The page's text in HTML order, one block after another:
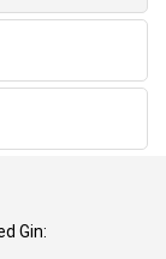
Gin: